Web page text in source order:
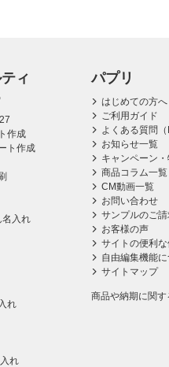
ィ
作成
ト作成
名入れ
れ
れ
パプリ
はじめての方へ
ご利用ガイド
よくある質問（
お知らせ一覧
キャンペーン
商品コラム一覧
CM動画一覧
お問い合わせ
サンプルのご
お客様の声
サイトの便利
自由編集機能
サイトマップ
商品や納期に関す